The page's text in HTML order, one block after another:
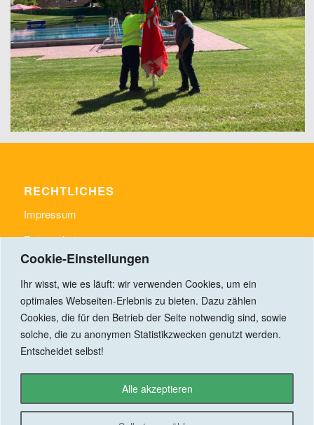
Cookie-Einstellungen
Ihr wisst, wie es läuft: wir verwenden Cookies, um ein
optimales Webseiten-Erlebnis zu bieten. Dazu zählen
Cookies, die für den Betrieb der Seite notwendig sind, sowie
solche, die zu anonymen Statistikzwecken genutzt werden.
Entscheidet selbst!
Alle akzeptieren
RECHTLICHES
Impressum
Datenschutz
LINKS
www.gemeinde-rudelzhausen.de
https://hiphiphallertau.de/